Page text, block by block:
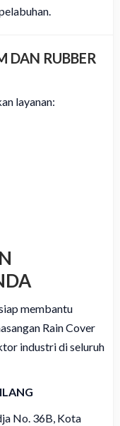
DAN RUBBER
layanan:
membantu
Rain Cover
industri di seluruh
No. 36B, Kota